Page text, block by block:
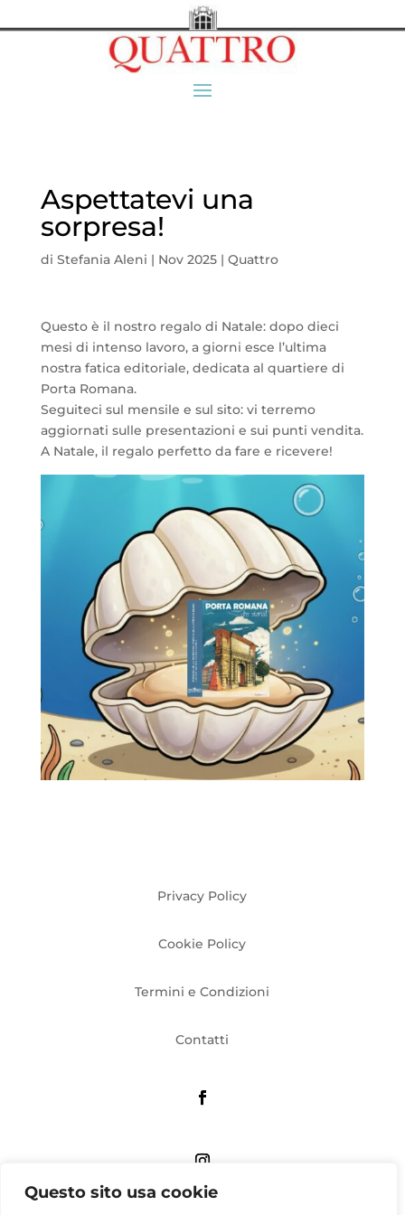
Questo sito usa cookie
Aspettatevi una
sorpresa!
di Stefania Aleni | Nov 2025| Quattro
Questo è il nostro regalo di Natale: dopo dieci
mesi di intenso lavoro, a giorni esce l’ultima
nostra fatica editoriale, dedicata al quartiere di
Porta Romana.
Seguiteci sul mensile e sul sito: vi terremo
aggiornati sulle presentazioni e sui punti vendita.
A Natale, il regalo perfetto da fare e ricevere!
Privacy Policy
Cookie Policy
Termini e Condizioni
Contatti